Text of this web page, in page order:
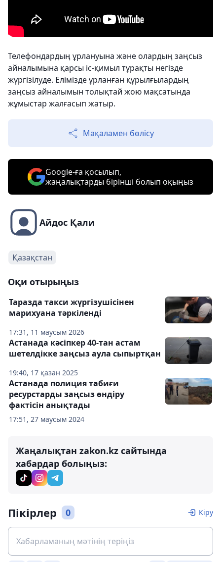
Телефондардың ұрлануына және олардың заңсыз
айналымына қарсы іс-қимыл тұрақты негізде
жүргізілуде. Елімізде ұрланған құрылғылардың
заңсыз айналымын толықтай жою мақсатында
жұмыстар жалғасып жатыр.
Мақаламен бөлісу
Google-ға қосылып,
жаңалықтарды бірінші болып оқыңыз
Айдос Қали
Қазақстан
Оқи отырыңыз
17:31, 11 маусым 2026
Таразда такси жүргізушісінен
марихуана тәркіленді
19:40, 17 қазан 2025
Астанада кәсіпкер 40-тан астам
шетелдікке заңсыз аула сыпыртқан
17:51, 27 маусым 2024
Астанада полиция табиғи
ресурстарды заңсыз өндіру
фактісін анықтады
Жаңалықтан zakon.kz сайтында
хабардар болыңыз:
Пікірлер 0 Кіру